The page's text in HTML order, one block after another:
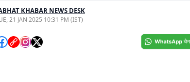
KHABAR NEWS DESK
21 JAN 2025 10:31 PM (IST)